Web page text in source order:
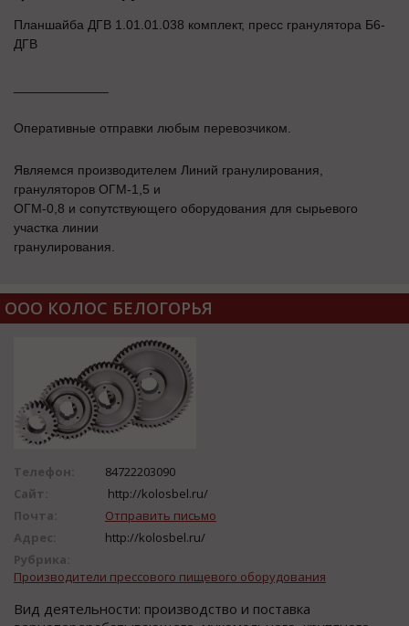
Планшайба ДГВ 1.01.01.038 комплект, пресс гранулятора Б6-
ДГВ
Оперативные отправки любым перевозчиком.
Являемся производителем Линий гранулирования,
грануляторов ОГМ-1,5 и
ОГМ-0,8 и сопутствующего оборудования для сырьевого
участка линии
гранулирования.
ООО КОЛОС БЕЛОГОРЬЯ
Телефон:
84722203090
Сайт:
http://kolosbel.ru/
Почта:
Отправить письмо
Адрес:
http://kolosbel.ru/
Рубрика:
Производители прессового пищевого оборудования
Вид деятельности: производство и поставка